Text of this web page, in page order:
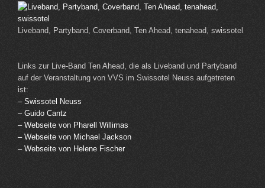
Liveband, Partyband, Coverband, Ten Ahead, tenahead, swissotel
Links zur Live-Band Ten Ahead, die als Liveband und Partyband
auf der Veranstaltung von VVS im Swissotel Neuss aufgetreten
ist:
– Swissotel Neuss
– Guido Cantz
– Webseite von Pharell Willimas
– Webseite von Michael Jackson
– Webseite von Helene Fischer